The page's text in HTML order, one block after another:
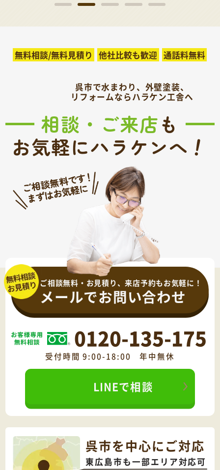
無料相談/無料見積り 他社比較も歓迎 通話料無料
呉市で水まわり、外壁塗装、
リフォームならハラケン工舎へ
相談・ご来店も
お気軽にハラケンへ！
ご相談無料・お見積り、来店予約もお気軽に！
メールでお問い合わせ
0120-135-175
受付時間 9:00-18:00 年中無休
LINEで相談
呉市を中心にご対応
東広島市も一部エリア対応可